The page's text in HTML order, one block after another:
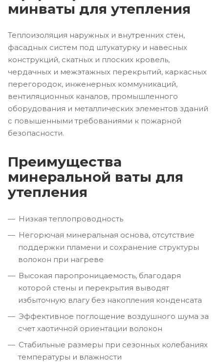
минваты для утепления
Теплоизоляция наружных и внутренних стен,
фасадных систем под штукатурку и навесных
конструкций, скатных и плоских кровель,
чердачных и межэтажных перекрытий, каркасных
перегородок, инженерных коммуникаций,
вентиляционных каналов, промышленного
оборудования и металлических элементов зданий
с повышенными требованиями к пожарной
безопасности.
Преимущества
минеральной ваты для
утепления
Низкая теплопроводность
Негорючая минеральная основа, отсутствие
поддержки пламени и сохранение структуры
волокон при нагреве
Высокая паропроницаемость, благодаря
которой стены и перекрытия выводят
избыточную влагу без накопления конденсата
Эффективное поглощение воздушного шума за
счет хаотичной ориентации волокон
Стабильные размеры при сезонных колебаниях
температуры и влажности